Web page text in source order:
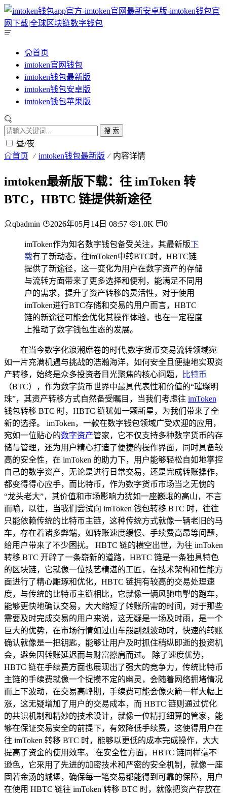
首页
imtoken官网钱包
imtoken钱包最新版
imtoken钱包安卓版
imtoken钱包苹果版
搜 索
昼/夜
首页 imtoken钱包最新版 内容详情
imtoken最新版下载：往 imToken 转
BTC，HBTC 链提供新途径
qbadmin 2026年05月14日 08:57 1.0K 0
imToken作为知名数字钱包备受关注，其最新版下
载有了新动态，往imToken中转BTC时，HBTC链
提供了新途径，这一变化为用户在数字资产的存储
与流转方面带来了更多选择和便利，能满足不同用
户的需求，提升了资产转移的灵活性，对于使用
imToken进行BTC存储和交易的用户而言，HBTC
链的新途径可能会优化其操作体验，也在一定程度
上推动了数字钱包生态的发展。
在当今数字化浪潮席卷的时代,数字货币交易流转领域宛
如一片充满机遇与挑战的浩瀚海洋，如何安全且便捷地实现资
产转移，始终是众多投资者目光聚焦的核心问题，
比特币
（BTC），作为数字货币世界中最具代表性和价值的“璀璨明
珠”，其资产转移方式自然备受瞩目，当我们考虑往 imToken
钱包转移 BTC 时，HBTC 链犹如一颗新星，为我们带来了全
新的选择。 imToken，一款在数字钱包领域广受欢迎的应用，
宛如一位贴心的数字资产管家，它不仅支持多种数字货币的存
储与管理，还为用户精心打造了便捷的操作界面，同时具备较
高的安全性，在 imToken 的助力下，用户能够轻松自如地掌控
自己的数字资产，无论是进行日常交易，还是完成转账操作，
都变得得心应手，而比特币，作为数字货币市场当之无愧的
“龙头老大”，其价值和市场影响力犹如一座巍峨的高山，不言
而喻，以往，当我们尝试向 imToken 钱包转移 BTC 时，往往
只能依赖传统的比特币主链，这种传统方式就像一辆老旧的马
车，存在着诸多弊端，如转账速度缓慢、手续费高昂等问题，
给用户带来了不少困扰。 HBTC 链的横空出世，为往 imToken
转移 BTC 开辟了一条崭新的道路，HBTC 链是一条独具特色
的区块链，它就像一位技艺精湛的工匠，在技术架构和性能方
面进行了精心雕琢和优化，HBTC 链拥有较高的交易处理速
度，与传统的比特币主链相比，它就像一辆风驰电掣的跑车，
能够更快地确认交易，大大缩短了转账所需的时间，对于那些
需要及时完成交易的用户来说，这无疑是一场及时雨，是一个
巨大的优势，在市场行情如过山车般剧烈波动时，快速的转账
确认就像是一把钥匙，能够让用户及时抓住稍纵即逝的投资机
会，避免因转账延迟而与财富擦肩而过。 除了速度优势，
HBTC 链在手续费方面也展现出了强大的竞争力，传统比特币
主链的手续费就像一个捉摸不定的幽灵，会随着网络拥堵情况
而上下波动，在交易高峰期，手续费可能会像火箭一样大幅上
涨，这无疑增加了用户的交易成本，而 HBTC 链则通过优化
的共识机制和精妙的技术设计，就像一位精打细算的管家，能
够在保证交易安全的前提下，有效降低手续费，这使得用户在
往 imToken 转移 BTC 时，能够以更低的成本完成操作，大大
提高了资金的使用效率。 在安全性方面，HBTC 链同样毫不
逊色，它采用了先进的加密技术和严密的安全机制，就像一座
固若金汤的城堡，确保每一笔交易都能得到可靠的保障，用户
在使用 HBTC 链往 imToken 转移 BTC 时，就像把资产存放在